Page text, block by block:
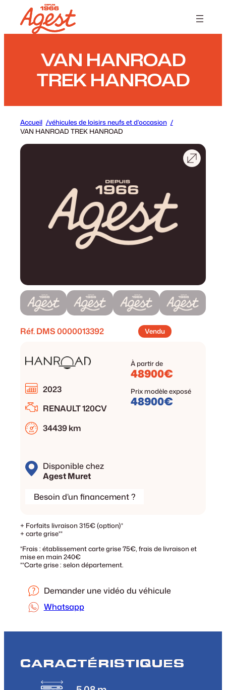
Panneau de gestion des cookies
VAN HANROAD
TREK HANROAD
Accueil
véhicules de loisirs neufs et d’occasion
VAN HANROAD TREK HANROAD
Réf. DMS0000013392 Vendu
2023
RENAULT 120CV
34439 km
À partir de
48900€
Prix modèle exposé
48900€
Disponible chez
Agest Muret
Besoin d’un financement ?
+ Forfaits livraison 315€ (option)*
+ carte grise**
*Frais : établissement carte grise 75€, frais de livraison et
mise en main 240€
**Carte grise : selon département.
Demander une vidéo du véhicule
Whatsapp
CARACTÉRISTIQUES